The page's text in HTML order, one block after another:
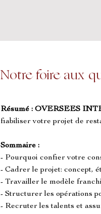
Notre foire aux
Résumé : OVERSEES
fiabiliser votre projet de
Sommaire :
- Pourquoi confier votre
- Cadrer le projet: concept,
- Travailler le modèle
- Structurer les opérations
- Recruter les talents et